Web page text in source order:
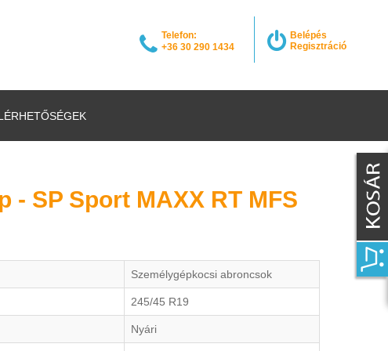
Belépés
Regisztráció
Telefon:
+36 30 290 1434
- SP Sport MAXX RT MFS
Személygépkocsi abroncsok
245/45 R19
Nyári